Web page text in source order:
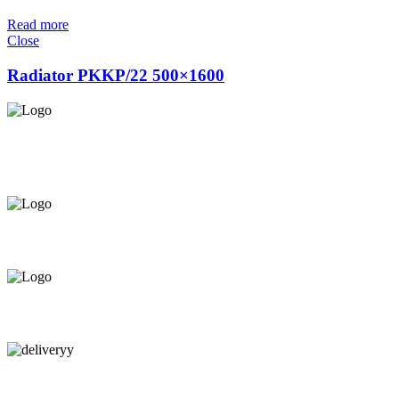
Read more
Close
Radiator PKKP/22 500×1600